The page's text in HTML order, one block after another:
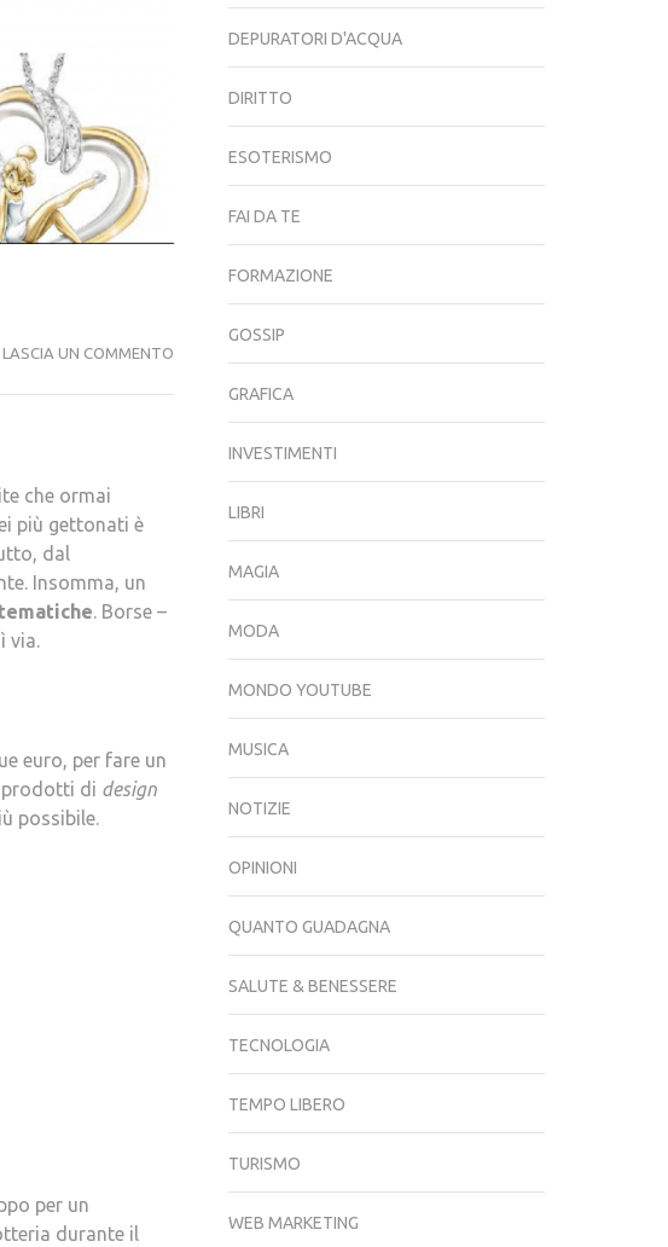
LASCIA UN COMMENTOVOVA:
che ormai
più gettonati è
dal
Insomma, un
. Borse –
via.
euro, per fare un
prodotti di design
possibile.
per un
durante il
DEPURATORI D'ACQUA
DIRITTO
ESOTERISMO
FAI DA TE
FORMAZIONE
GOSSIP
GRAFICA
INVESTIMENTI
LIBRI
MAGIA
MODA
MONDO YOUTUBE
MUSICA
NOTIZIE
OPINIONI
QUANTO GUADAGNA
SALUTE & BENESSERE
TECNOLOGIA
TEMPO LIBERO
TURISMO
WEB MARKETING